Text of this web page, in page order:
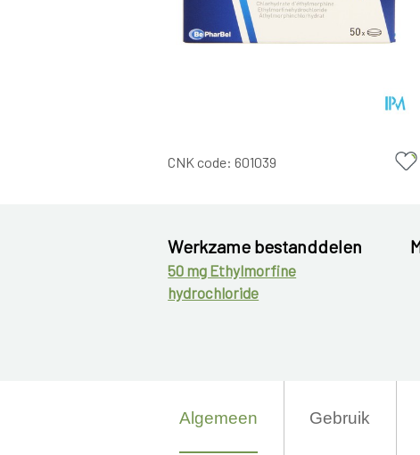
CNK code:601039
Werkzame bestanddelen
50 mg Ethylmorfine
hydrochloride
Algemeen Gebruik